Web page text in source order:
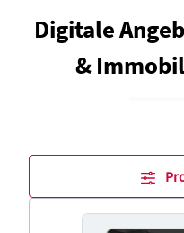
Digitale
&